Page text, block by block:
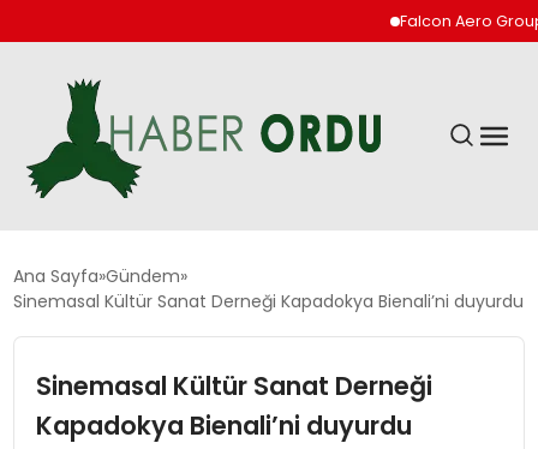
Falcon Aero Group,
GÜNDEM
DÜNYA
Ana Sayfa Gündem
Sinemasal Kültür Sanat Derneği Kapadokya Bienali’ni duyurdu
Sinemasal Kültür Sanat Derneği
Kapadokya Bienali’ni duyurdu